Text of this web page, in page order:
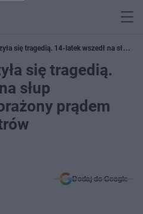
się tragedią. 14-latek wszedł na słup
z kilku metrów
się tragedią.
słup
prądem
Dodaj do Google